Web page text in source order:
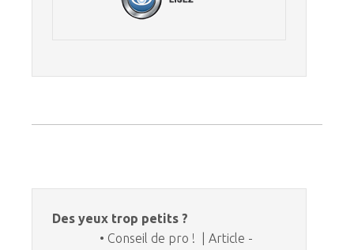
Des yeux trop petits ?
• Conseil de pro ! | Article -